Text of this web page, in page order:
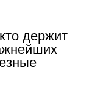
держит